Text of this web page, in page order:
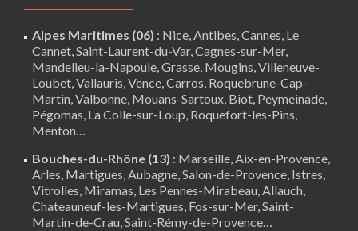
Alpes Maritimes (06) : Nice,Antibes,Cannes, Le
Cannet,Saint-Laurent-du-Var,Cagnes-sur-Mer,
Mandelieu-la-Napoule,Grasse, Mougins,Villeneuve-
Loubet,Vallauris,Vence,Carros, Roquebrune-Cap-
Martin,Valbonne, Mouans-Sartoux, Biot, Peymeinade,
Pégomas, La Colle-sur-Loup, Roquefort-les-Pins,
Menton…
Bouches-du-Rhône (13) : Marseille,Aix-en-Provence,
Arles, Martigues,Aubagne,Salon-de-Provence, Istres,
Vitrolles, Miramas, Les Pennes-Mirabeau,Allauch,
Chateauneuf-les-Martigues, Fos-sur-Mer,Saint-
Martin-de-Crau,Saint-Rémy-de-Provence…